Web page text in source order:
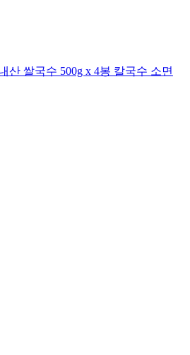
산 쌀국수 500g x 4봉 칼국수 소면